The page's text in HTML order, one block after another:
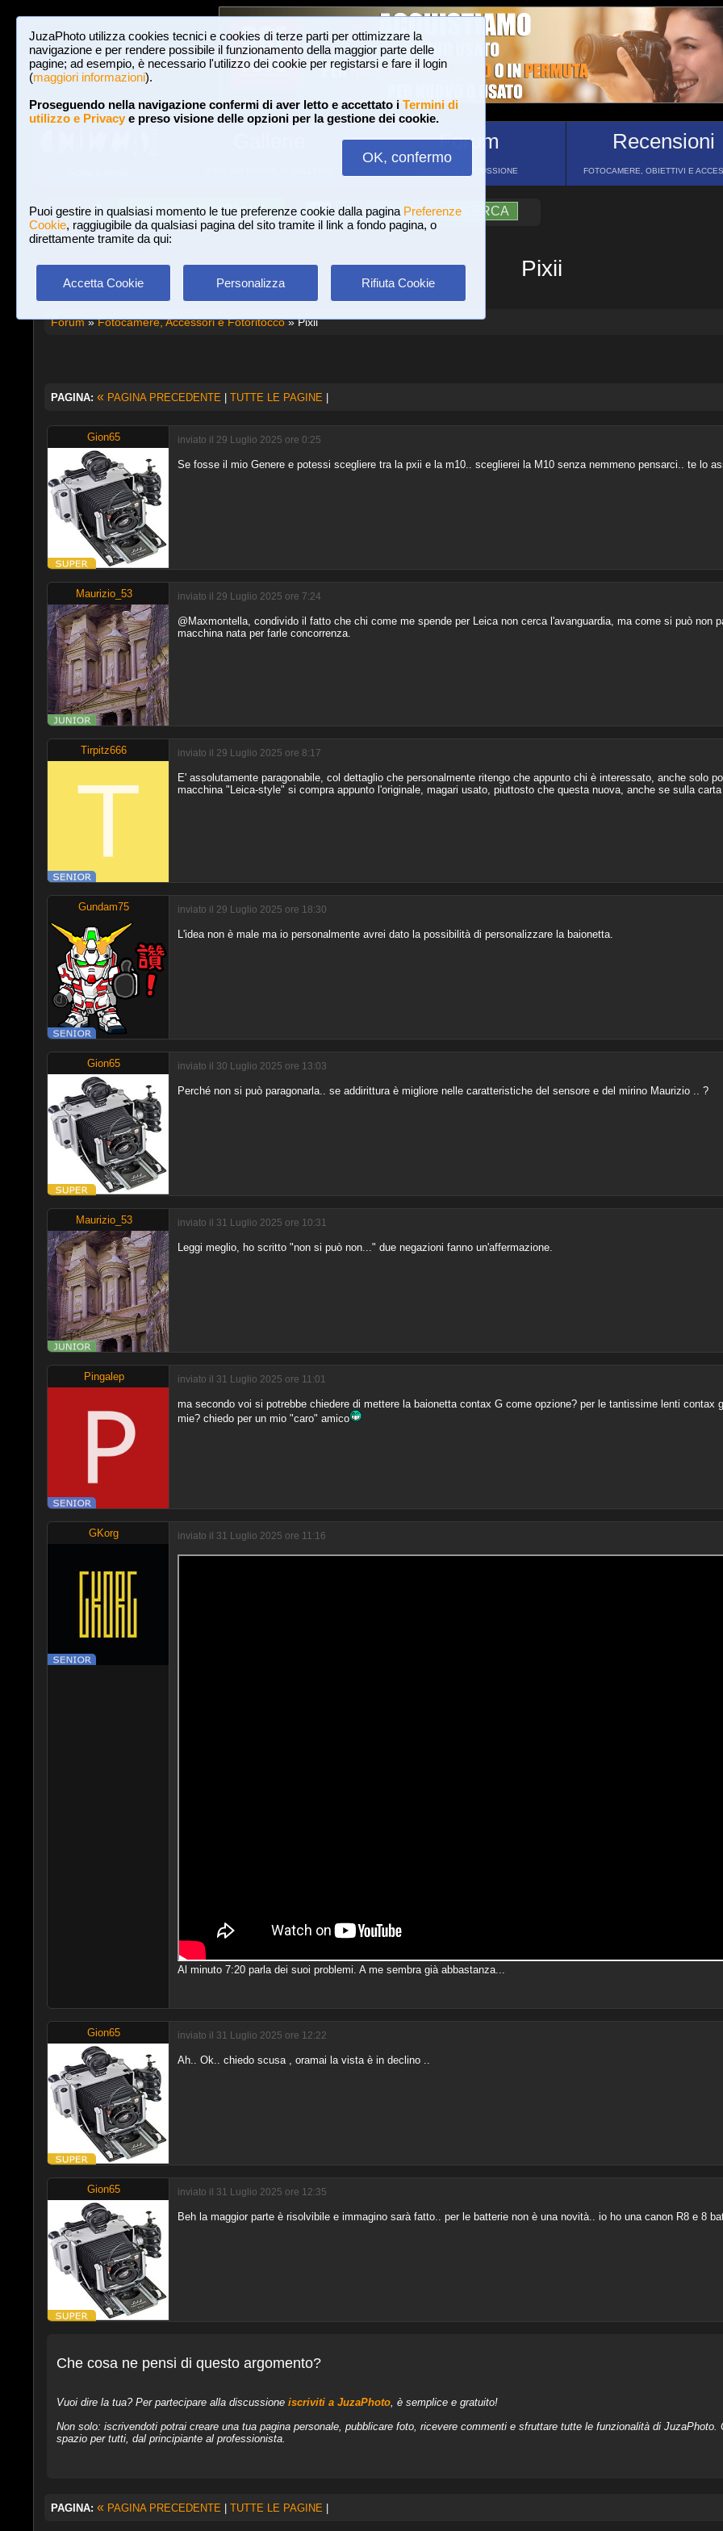
JuzaPhoto utilizza cookies tecnici e cookies di terze parti per ottimizzare la
navigazione e per rendere possibile il funzionamento della maggior parte delle
pagine; ad esempio, è necessario l'utilizzo dei cookie per registarsi e fare il login
(maggiori informazioni).
Proseguendo nella navigazione confermi di aver letto e accettato i Termini di
utilizzo e Privacye preso visione delle opzioni per la gestione dei cookie.
OK, confermo
Puoi gestire in qualsiasi momento le tue preferenze cookie dalla pagina Preferenze
Cookie, raggiugibile da qualsiasi pagina del sito tramite il link a fondo pagina, o
direttamente tramite da qui:
Accetta Cookie Personalizza Rifiuta Cookie
Forum
FORUM DI DISCUSSIONE
Recensioni
FOTOCAMERE, OBIETTIVI E
Login Iscriviti a JuzaPhoto! A A ?AIUTO RICERCA
Pixii
Forum»Fotocamere, Accessori e Fotoritocco» Pixii
PAGINA: « PAGINA PRECEDENTE | TUTTE LE PAGINE |
Gion65 inviato il 29 Luglio 2025 ore 0:25
Se fosse il mio Genere e potessi scegliere tra la pxii e la m10.. sceglierei la M10 senza nemmeno pensarci.. te lo
Maurizio_53 inviato il 29 Luglio 2025 ore 7:24
@Maxmontella, condivido il fatto che chi come me spende per Leica non cerca l'avanguardia, ma come si può non
macchina nata per farle concorrenza.
Tirpitz666 inviato il 29 Luglio 2025 ore 8:17
E' assolutamente paragonabile, col dettaglio che personalmente ritengo che appunto chi è interessato, anche solo
macchina "Leica-style" si compra appunto l'originale, magari usato, piuttosto che questa nuova, anche se sulla carta
Gundam75 inviato il 29 Luglio 2025 ore 18:30
L'idea non è male ma io personalmente avrei dato la possibilità di personalizzare la baionetta.
Gion65 inviato il 30 Luglio 2025 ore 13:03
Perché non si può paragonarla.. se addirittura è migliore nelle caratteristiche del sensore e del mirino Maurizio .. ?
Maurizio_53 inviato il 31 Luglio 2025 ore 10:31
Leggi meglio, ho scritto "non si può non..." due negazioni fanno un'affermazione.
Pingalep inviato il 31 Luglio 2025 ore 11:01
ma secondo voi si potrebbe chiedere di mettere la baionetta contax G come opzione? per le tantissime lenti contax
mie? chiedo per un mio "caro" amico
GKorg inviato il 31 Luglio 2025 ore 11:16
Al minuto 7:20 parla dei suoi problemi. A me sembra già abbastanza...
Gion65 inviato il 31 Luglio 2025 ore 12:22
Ah.. Ok.. chiedo scusa , oramai la vista è in declino ..
Gion65 inviato il 31 Luglio 2025 ore 12:35
Beh la maggior parte è risolvibile e immagino sarà fatto.. per le batterie non è una novità.. io ho una canon R8 e 8
Che cosa ne pensi di questo argomento?
Vuoi dire la tua? Per partecipare alla discussione iscriviti a JuzaPhoto, è semplice e gratuito!
Non solo: iscrivendoti potrai creare una tua pagina personale, pubblicare foto, ricevere commenti e sfruttare tutte le funzionalità di JuzaPhoto.
spazio per tutti, dal principiante al professionista.
PAGINA: « PAGINA PRECEDENTE | TUTTE LE PAGINE |